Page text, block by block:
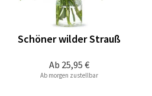
Ab 25,95 €
Schöner wilder Strauß
Ab morgen zustellbar